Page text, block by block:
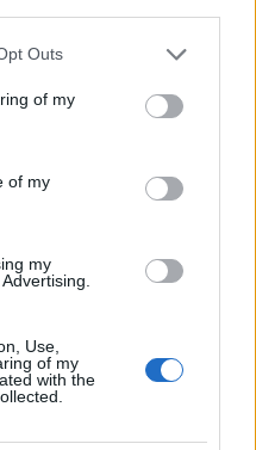
Outs
of my
of my
my
Use,
of my
with the a
Opera